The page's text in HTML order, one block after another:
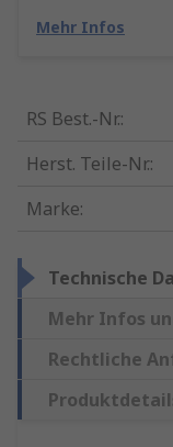
Mehr Infos
RS Best.-Nr.:
Herst. Teile-Nr.:
Marke:
Technische
Mehr Infos
Rechtliche